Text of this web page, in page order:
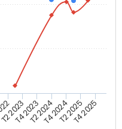
T2 2023T4 2023T2 2024T4 2024T2 2025T4 2025